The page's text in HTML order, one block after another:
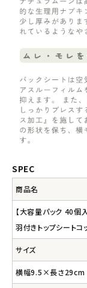
SPEC
商品名
【大容量パック 40個
羽付きトップシートコ
サイズ
横幅9.5×長さ29cm